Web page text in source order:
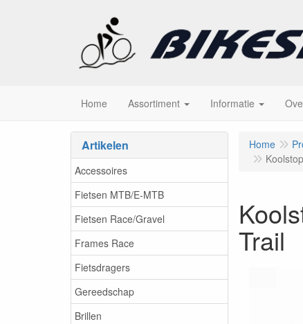
Home Assortiment Informatie
Artikelen
Accessoires
Fietsen MTB/E-MTB
Fietsen Race/Gravel
Frames Race
Fietsdragers
Gereedschap
Brillen
Home
Trail